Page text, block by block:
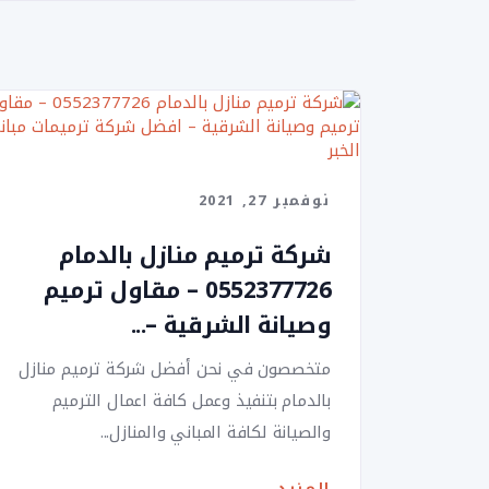
نوفمبر 27, 2021
شركة ترميم منازل بالدمام
0552377726 – مقاول ترميم
وصيانة الشرقية –...
متخصصون في نحن أفضل شركة ترميم منازل
بالدمام بتنفيذ وعمل كافة اعمال الترميم
والصيانة لكافة المباني والمنازل...